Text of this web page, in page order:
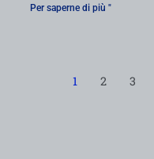
Per saperne di più "
1 2 3